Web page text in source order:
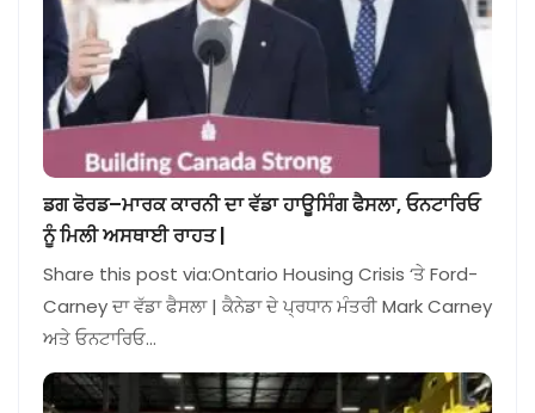
ਡਗ ਫੋਰਡ–ਮਾਰਕ ਕਾਰਨੀ ਦਾ ਵੱਡਾ ਹਾਊਸਿੰਗ ਫੈਸਲਾ, ਓਨਟਾਰਿਓ
ਨੂੰ ਮਿਲੀ ਅਸਥਾਈ ਰਾਹਤ |
Share this post via:Ontario Housing Crisis ‘ਤੇ Ford-
Carney ਦਾ ਵੱਡਾ ਫੈਸਲਾ | ਕੈਨੇਡਾ ਦੇ ਪ੍ਰਧਾਨ ਮੰਤਰੀ Mark Carney
ਅਤੇ ਓਨਟਾਰਿਓ…